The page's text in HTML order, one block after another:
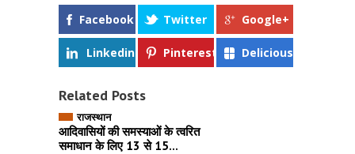
Facebook Twitter Google+
Linkedin Pinterest Delicious
Related Posts
राजस्थान
आदिवासियों की समस्याओं के त्वरित
समाधान के लिए 13 से 15...